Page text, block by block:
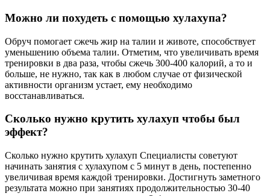
Можно ли похудеть с помощью хулахупа?
Обруч помогает сжечь жир на талии и животе, способствует
уменьшению объема талии. Отметим, что увеличивать время
тренировки в два раза, чтобы сжечь 300-400 калорий, а то и
больше, не нужно, так как в любом случае от физической
активности организм устает, ему необходимо
восстанавливаться.
Сколько нужно крутить хулахуп чтобы был
эффект?
Сколько нужно крутить хулахуп Специалисты советуют
начинать занятия с хулахупом с 5 минут в день, постепенно
увеличивая время каждой тренировки. Достигнуть заметного
результата можно при занятиях продолжительностью 30-40